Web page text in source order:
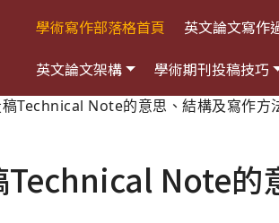
學術寫作部落格首頁 英文論文寫作
英文論文架構
學術期刊投稿技巧
Technical Note的意思、結構及寫作方
Technical Note的